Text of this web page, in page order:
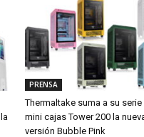
PRENSA
Thermaltake suma a su serie
mini cajas Tower 200 la
versión Bubble Pink